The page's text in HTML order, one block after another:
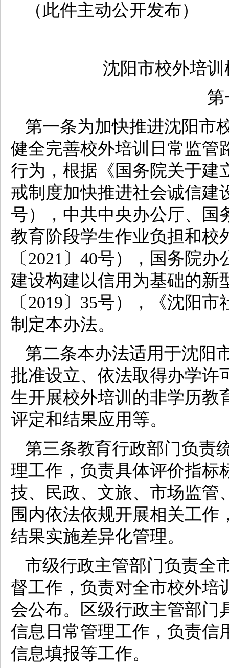
（此件主动公开发布）
沈阳市校外培
第
第一条为加快推进沈阳市
健全完善校外培训日常监管
行为，根据《国务院关于建
戒制度加快推进社会诚信建
号），中共中央办公厅、国
教育阶段学生作业负担和校
〔2021〕40号），国务院
建设构建以信用为基础的新
〔2019〕35号），《沈阳
制定本办法。
第二条本办法适用于沈阳
批准设立、依法取得办学许
生开展校外培训的非学历教
评定和结果应用等。
第三条教育行政部门负责
理工作，负责具体评价指标
技、民政、文旅、市场监管
围内依法依规开展相关工
结果实施差异化管理。
市级行政主管部门负责全
督工作，负责对全市校外培
会公布。区级行政主管部门
信息日常管理工作，负责信
信息填报等工作。